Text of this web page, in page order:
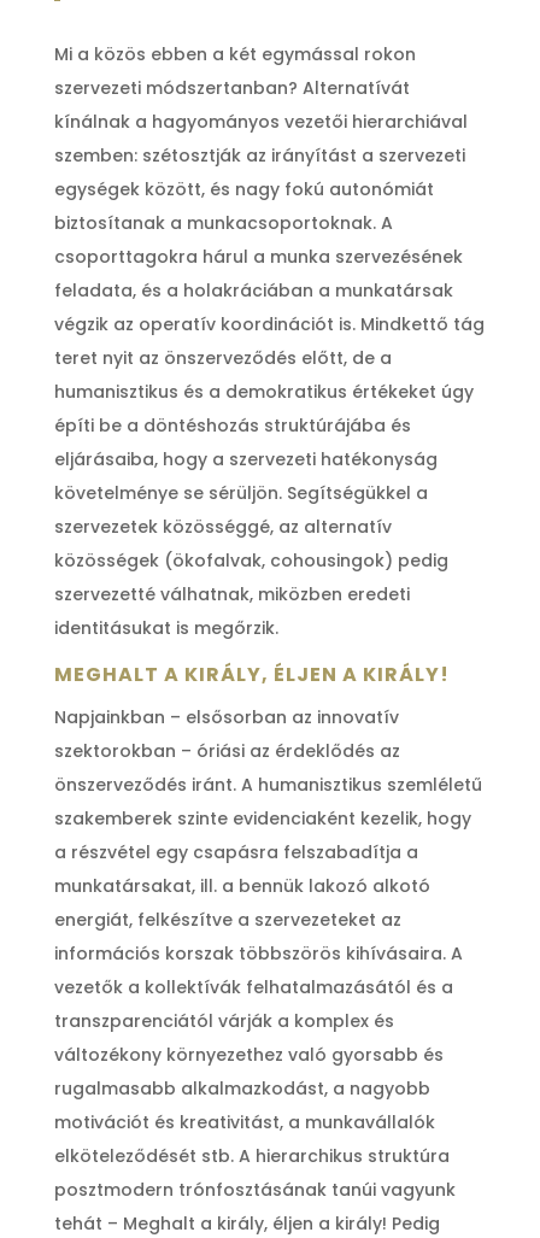
Mi a közös ebben a két egymással rokon
szervezeti módszertanban? Alternatívát
kínálnak a hagyományos vezetői hierarchiával
szemben: szétosztják az irányítást a szervezeti
egységek között, és nagy fokú autonómiát
biztosítanak a munkacsoportoknak. A
csoporttagokra hárul a munka szervezésének
feladata, és a holakráciában a munkatársak
végzik az operatív koordinációt is. Mindkettő tág
teret nyit az önszerveződés előtt, de a
humanisztikus és a demokratikus értékeket úgy
építi be a döntéshozás struktúrájába és
eljárásaiba, hogy a szervezeti hatékonyság
követelménye se sérüljön. Segítségükkel a
szervezetek közösséggé, az alternatív
közösségek (ökofalvak, cohousingok) pedig
szervezetté válhatnak, miközben eredeti
identitásukat is megőrzik.
MEGHALT A KIRÁLY, ÉLJEN A KIRÁLY!
Napjainkban – elsősorban az innovatív
szektorokban – óriási az érdeklődés az
önszerveződés iránt. A humanisztikus szemléletű
szakemberek szinte evidenciaként kezelik, hogy
a részvétel egy csapásra felszabadítja a
munkatársakat, ill. a bennük lakozó alkotó
energiát, felkészítve a szervezeteket az
információs korszak többszörös kihívásaira. A
vezetők a kollektívák felhatalmazásától és a
transzparenciától várják a komplex és
változékony környezethez való gyorsabb és
rugalmasabb alkalmazkodást, a nagyobb
motivációt és kreativitást, a munkavállalók
elköteleződését stb. A hierarchikus struktúra
posztmodern trónfosztásának tanúi vagyunk
tehát – Meghalt a király, éljen a király! Pedig